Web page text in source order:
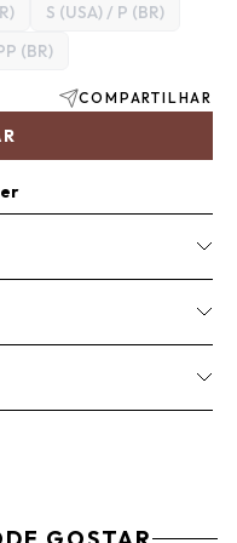
S (USA) / P (BR)
(BR)
COMPARTILHAR